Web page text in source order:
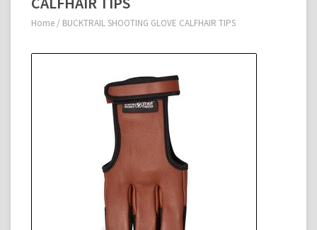
Home / BUCKTRAIL SHOOTING GLOVE CALFHAIR TIPS